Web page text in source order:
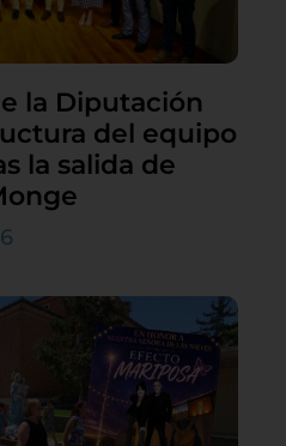
la Diputación
del equipo
la salida de